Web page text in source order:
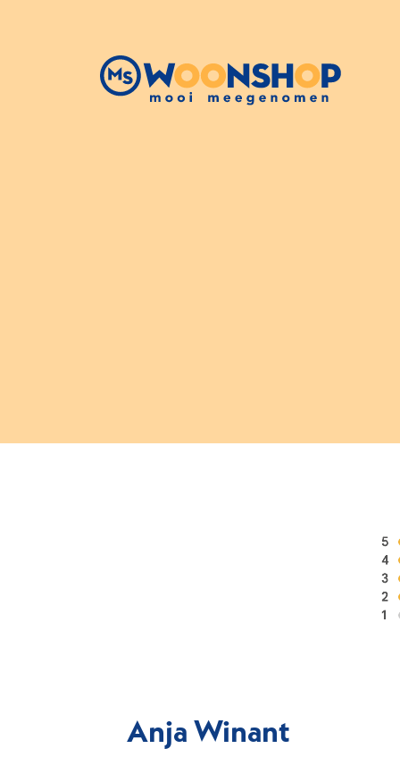
Anja Winant